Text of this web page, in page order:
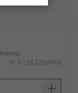
Kr. 3.128,72/enhed